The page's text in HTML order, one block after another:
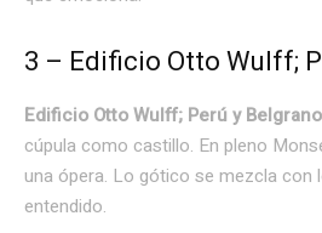
3 – Edificio Otto Wulff;
Edificio Otto Wulff; Perú y
cúpula como castillo. En pleno
una ópera. Lo gótico se mezcla con
entendido.